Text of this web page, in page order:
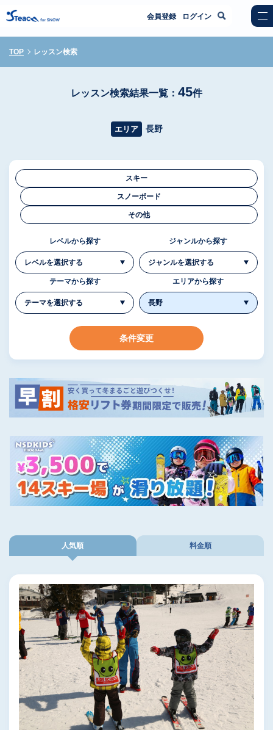
会員登録 ログイン
TOP レッスン検索
レッスン検索結果一覧： 45件
エリア 長野
スキー
スノーボード
その他
レベルから探す ジャンルから探す
テーマから探す エリアから探す
条件変更
人気順 料金順